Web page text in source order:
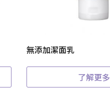
無添加潔面乳
了解更多